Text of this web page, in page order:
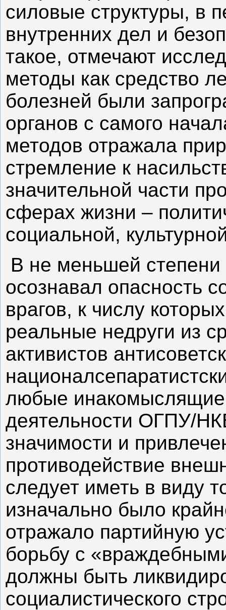
силовые структуры, в
внутренних дел и
такое, отмечают
методы как средство
болезней были
органов с самого
методов отражала
стремление к
значительной части
сферах жизни –
социальной,
В не меньшей
осознавал опасность
врагов, к числу
реальные недруги из
активистов
любые
деятельности ОГПУ/
значимости и
противодействие
следует иметь в виду
изначально было
отражало партийную
борьбу с
должны быть
социалистического